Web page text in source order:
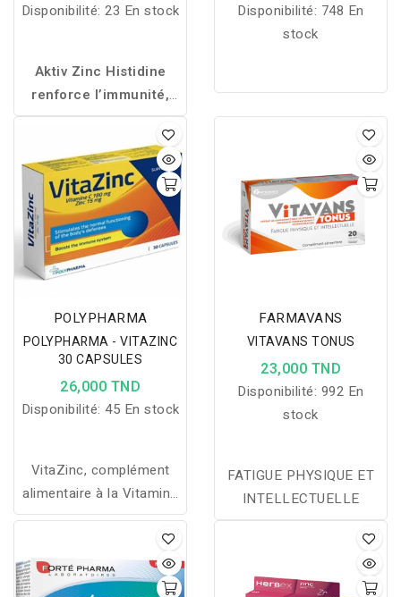
Disponibilité: 23 En stock
Aktiv Zinc Histidine
renforce l’immunité,
protège les cellules et
améliore la vitalité, la
peau, les cheveux et
les ongles.
Disponibilité: 748 En
stock
POLYPHARMA
POLYPHARMA - VITAZINC
30 CAPSULES
26,000 TND
Disponibilité: 45 En stock
VitaZinc, complément
alimentaire à la Vitamine
C et au Zinc, renforce le
système immunitaire et
soutient la vitalité
quotidienne.
FARMAVANS
VITAVANS TONUS
23,000 TND
Disponibilité: 992 En
stock
FATIGUE PHYSIQUE ET
INTELLECTUELLE